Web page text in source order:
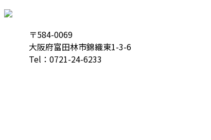
〒584-0069
大阪府富田林市錦織東1-3-6
Tel： 0721-24-6233